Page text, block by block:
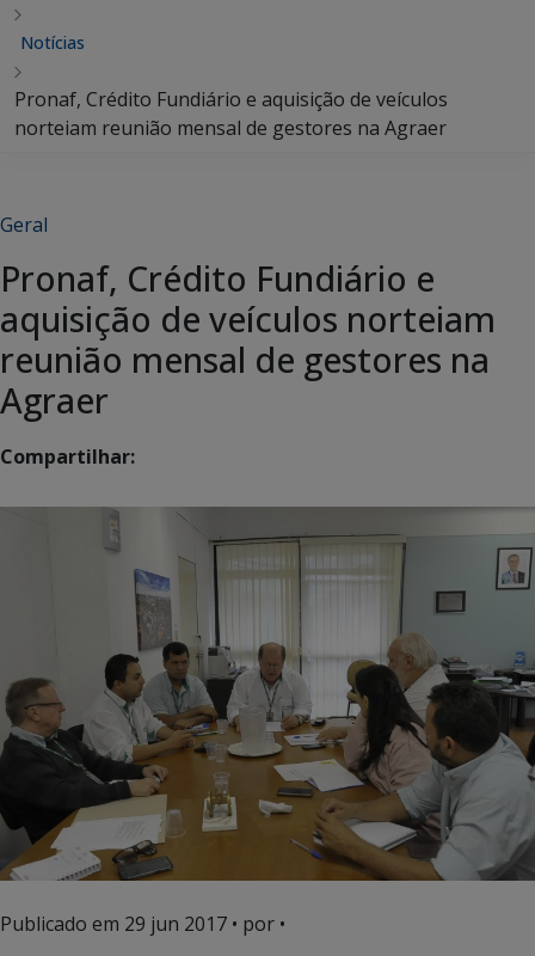
Notícias
Pronaf, Crédito Fundiário e aquisição de veículos
norteiam reunião mensal de gestores na Agraer
Geral
Pronaf, Crédito Fundiário e
aquisição de veículos norteiam
reunião mensal de gestores na
Agraer
Compartilhar:
Publicado em 29 jun 2017 • por •